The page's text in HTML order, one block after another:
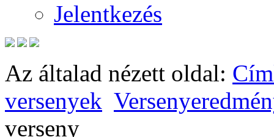
Jelentkezés
Az általad nézett oldal:
versenyek
verseny